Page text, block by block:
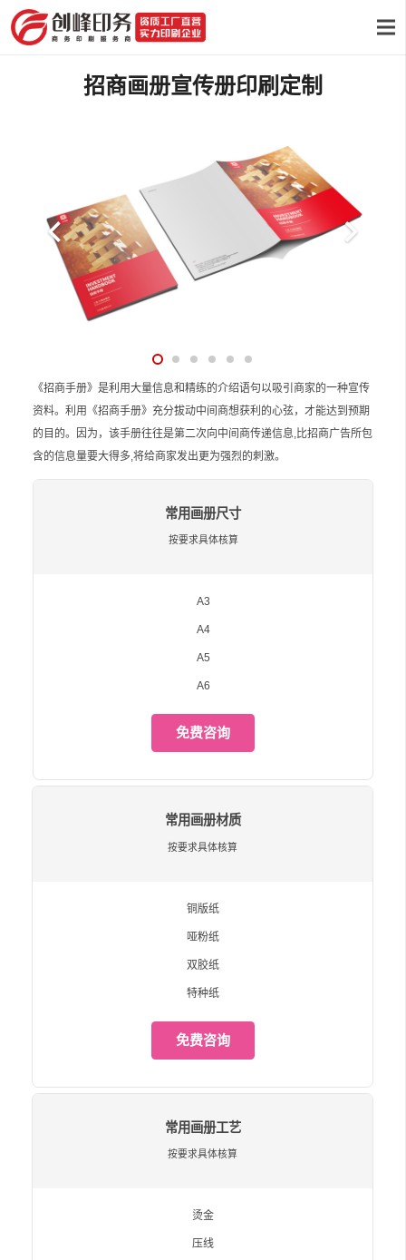
招商画册宣传册印刷定制
《招商手册》是利用大量信息和精练的介绍语句以吸引商家的一种宣传
资料。利用《招商手册》充分拔动中间商想获利的心弦，才能达到预期
的目的。因为，该手册往往是第二次向中间商传递信息,比招商广告所包
含的信息量要大得多,将给商家发出更为强烈的刺激。
常用画册尺寸
按要求具体核算
A3
A4
A5
A6
免费咨询
常用画册材质
按要求具体核算
铜版纸
哑粉纸
双胶纸
特种纸
免费咨询
常用画册工艺
按要求具体核算
烫金
压线